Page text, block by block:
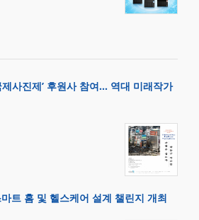
사진제’ 후원사 참여… 역대 미래작가
트 홈 및 헬스케어 설계 챌린지 개최